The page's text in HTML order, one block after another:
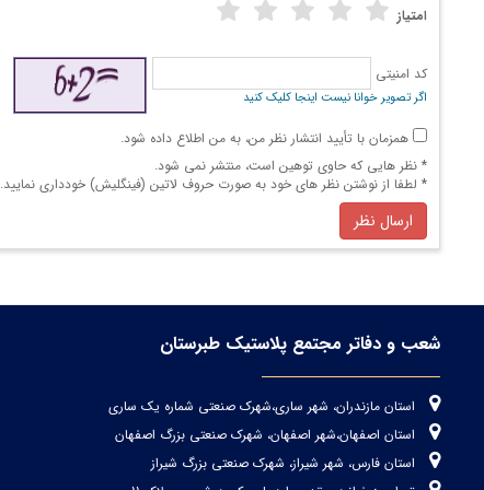
امتیاز
کد امنیتی
اگر تصویر خوانا نیست اینجا کلیک کنید
همزمان با تأیید انتشار نظر من، به من اطلاع داده شود.
* نظر هایی كه حاوی توهین است، منتشر نمی شود.
* لطفا از نوشتن نظر های خود به صورت حروف لاتین (فینگلیش) خودداری نمایید.
ارسال نظر
شعب و دفاتر مجتمع پلاستیک طبرستان
استان مازندران، شهر ساری،شهرک صنعتی شماره یک ساری
استان اصفهان،شهر اصفهان، شهرک صنعتی بزرگ اصفهان
استان فارس، شهر شیراز، شهرک صنعتی بزرگ شیراز